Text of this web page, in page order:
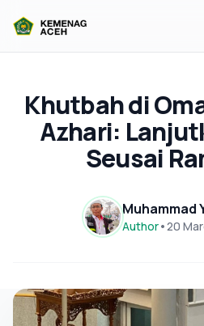
Khutbah di
Azhari:
Seusai
Muhammad
Author•20